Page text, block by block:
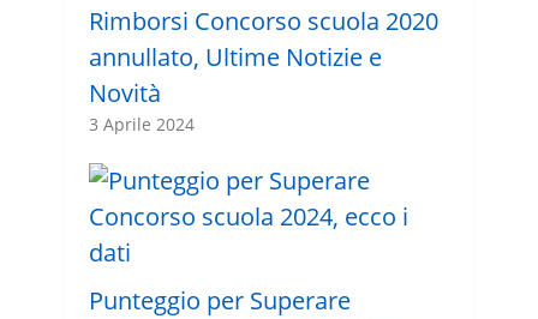
Rimborsi Concorso scuola 2020
annullato, Ultime Notizie e
Novità
3 Aprile 2024
Punteggio per Superare